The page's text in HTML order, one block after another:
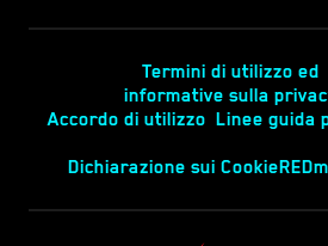
Termini di utilizzo ed
informative sulla
Accordo di utilizzo Linee guida
Dichiarazione sui Cookie